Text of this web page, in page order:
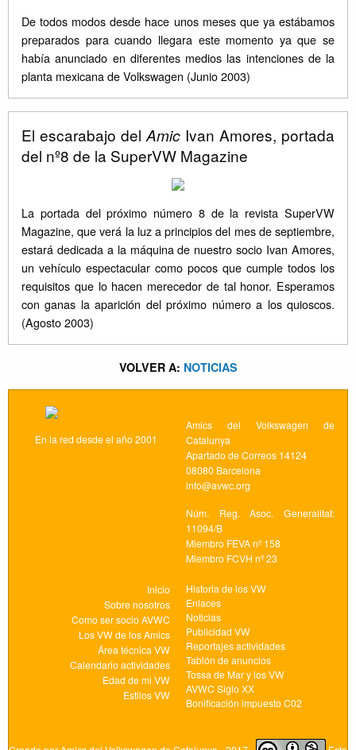
De todos modos desde hace unos meses que ya estábamos
preparados para cuando llegara este momento ya que se
había anunciado en diferentes medios las intenciones de la
planta mexicana de Volkswagen (Junio ​​2003)
El escarabajo del Amic Ivan Amores, portada
del nº8 de la SuperVW Magazine
La portada del próximo número 8 de la revista SuperVW
Magazine, que verá la luz a principios del mes de septiembre,
estará dedicada a la máquina de nuestro socio Ivan Amores,
un vehículo espectacular como pocos que cumple todos los
requisitos que lo hacen merecedor de tal honor. Esperamos
con ganas la aparición del próximo número a los quioscos.
(Agosto 2003)
VOLVER A: NOTICIAS
En la red desde el año 2001
Amics del Volkswagen de
Catalunya
Apartado de Correos 14124
08080 Barcelona
info@avwc.org
Núm. Reg. Asoc. Generalitat:
11094/B
Miembro FEVA nº 158
Miembro FCVH nº 23
Inicio
Sobre nosotros
Como ser socio AVWC
Los VW de los Amics
Área técnica VW
Calendario actividades
Edad de mi VW
Estilos VW
Historia de los VW
Enlaces
Noticias
Publicidad VW
Reportajes actividades
Tablón de anuncios
Tossa de Mar y los VW
AVWC Siglo XX
Bonificación impuesto C02